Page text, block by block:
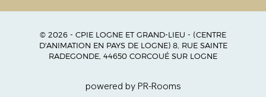
© 2026 - CPIE LOGNE ET GRAND-LIEU - (CENTRE
D'ANIMATION EN PAYS DE LOGNE) 8, RUE SAINTE
RADEGONDE, 44650 CORCOUÉ SUR LOGNE
powered by PR-Rooms